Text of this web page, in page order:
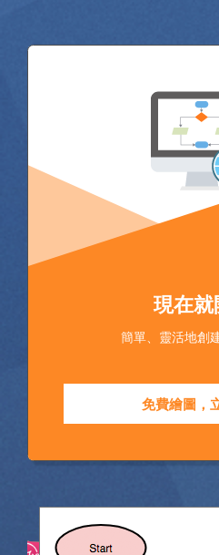
現在
簡單、靈活地創
免費繪圖，